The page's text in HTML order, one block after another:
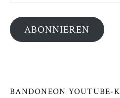
ABONNIEREN
BANDONEON YOUTUBE-